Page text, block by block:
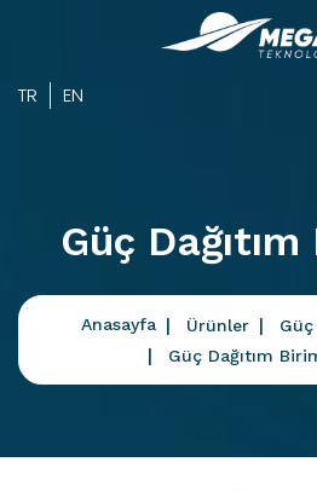
TR EN
Güç
Anasayfa Ürünler
Güç Dağıtım